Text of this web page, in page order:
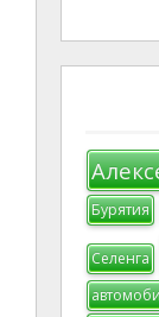
Бурятия
Селенга